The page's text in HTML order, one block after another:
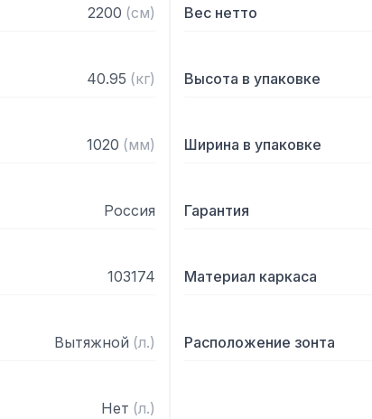
— Поставляется в
2200 (см) Вес нетто
40.95 (кг) Высота в упаковке
1020 (мм) Ширина в упаковке
Россия Гарантия
103174 Материал каркаса
Вытяжной (л.) Расположение зонта
Нет (л.)